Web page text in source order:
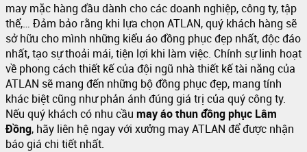
may mặc hàng đầu dành cho các doanh nghiệp, công ty, tập
thể,… Đảm bảo rằng khi lựa chọn ATLAN, quý khách hàng sẽ
sở hữu cho mình những kiểu áo đồng phục đẹp nhất, độc đáo
nhất, tạo sự thoải mái, tiện lợi khi làm việc. Chính sự linh hoạt
về phong cách thiết kế của đội ngũ nhà thiết kế tài năng của
ATLAN sẽ mang đến những bộ đồng phục đẹp, mang tính
khác biệt cũng như phản ánh đúng giá trị của quý công ty.
Nếu quý khách có nhu cầu may áo thun đồng phục Lâm
Đồng, hãy liên hệ ngay với xưởng may ATLAN để được nhận
báo giá chi tiết nhất.